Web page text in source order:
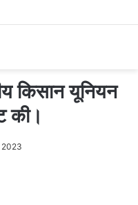
किसान यूनियन
की।